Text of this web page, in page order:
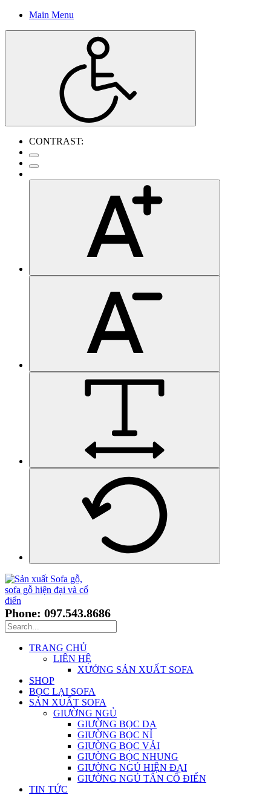
Main Menu
CONTRAST:
Phone: 097.543.8686
TRANG CHỦ
LIÊN HỆ
XƯỞNG SẢN XUẤT SOFA
SHOP
BỌC LẠI SOFA
SẢN XUẤT SOFA
GIƯỜNG NGỦ
GIƯỜNG BỌC DA
GIƯỜNG BỌC NỈ
GIƯỜNG BỌC VẢI
GIƯỜNG BỌC NHUNG
GIƯỜNG NGỦ HIỆN ĐẠI
GIƯỜNG NGỦ TÂN CỔ ĐIỂN
TIN TỨC